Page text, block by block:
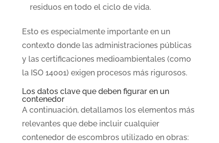
residuos en todo el ciclo de vida.
Esto es especialmente importante en un
contexto donde las administraciones públicas
y las certificaciones medioambientales (como
la ISO 14001) exigen procesos más rigurosos.
Los datos clave que deben figurar en un
contenedor
A continuación, detallamos los elementos más
relevantes que debe incluir cualquier
contenedor de escombros utilizado en obras: